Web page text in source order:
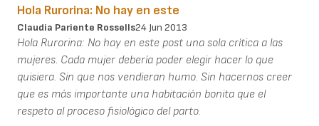
Hola Rurorina: No hay en este
Claudia Pariente Rossells24 Jun 2013
Hola Rurorina: No hay en este post una sola crítica a las
mujeres. Cada mujer debería poder elegir hacer lo que
quisiera. Sin que nos vendieran humo. Sin hacernos creer
que es más importante una habitación bonita que el
respeto al proceso fisiológico del parto.